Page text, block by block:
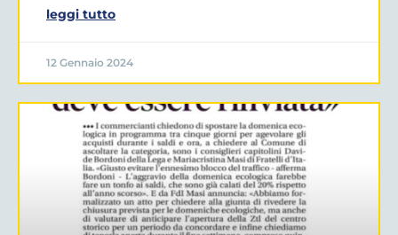
leggi tutto
12 Gennaio 2024